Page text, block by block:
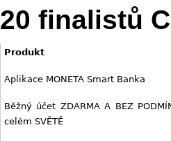
20 finalistů
Produkt
Aplikace MONETA Smart Banka
Běžný účet ZDARMA A BEZ
celém SVĚTĚ